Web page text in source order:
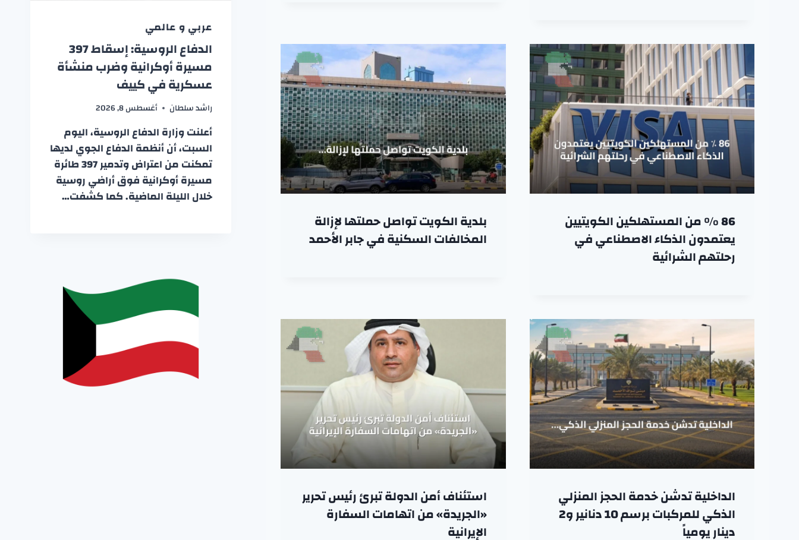
86 ٪ من المستهلكين الكويتيين
يعتمدون الذكاء الاصطناعي في
رحلتهم الشرائية
بلدية الكويت تواصل حملتها لإزالة
المخالفات السكنية في جابر الأحمد
الداخلية تدشن خدمة الحجز المنزلي
الذكي للمركبات برسم 10 دنانير و2
دينار يومياً
استئناف أمن الدولة تبرئ رئيس تحرير
«الجريدة» من اتهامات السفارة
الإيرانية
عربي و عالمي
الدفاع الروسية: إسقاط 397
مسيرة أوكرانية وضرب منشأة
عسكرية في كييف
راشد سلطان أغسطس 8, 2026
أعلنت وزارة الدفاع الروسية، اليوم
السبت، أن أنظمة الدفاع الجوي لديها
تمكنت من اعتراض وتدمير 397 طائرة
مسيرة أوكرانية فوق أراضي روسية
خلال الليلة الماضية. كما كشفت…